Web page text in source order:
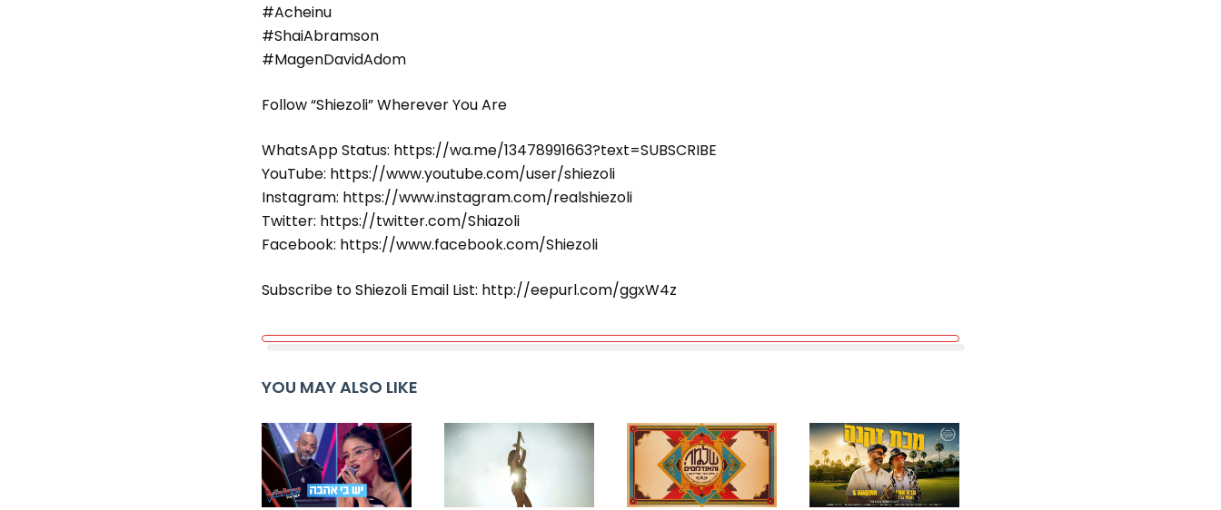
#Acheinu
#ShaiAbramson
#MagenDavidAdom
Follow “Shiezoli” Wherever You Are
WhatsApp Status: https://wa.me/13478991663?text=SUBSCRIBE
YouTube: https://www.youtube.com/user/shiezoli
Instagram: https://www.instagram.com/realshiezoli
Twitter: https://twitter.com/Shiazoli
Facebook: https://www.facebook.com/Shiezoli
Subscribe to Shiezoli Email List: http://eepurl.com/ggxW4z
YOU MAY ALSO LIKE